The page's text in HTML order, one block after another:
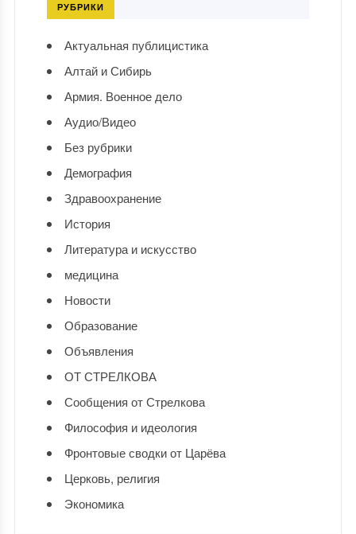
РУБРИКИ
Актуальная публицистика
Алтай и Сибирь
Армия. Военное дело
Аудио/Видео
Без рубрики
Демография
Здравоохранение
История
Литература и искусство
медицина
Новости
Образование
Объявления
ОТ СТРЕЛКОВА
Сообщения от Стрелкова
Философия и идеология
Фронтовые сводки от Царёва
Церковь, религия
Экономика